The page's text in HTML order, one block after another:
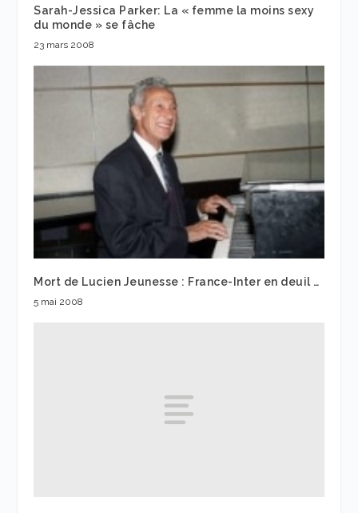
Sarah-Jessica Parker: La « femme la moins sexy
du monde » se fâche
23 mars 2008
Mort de Lucien Jeunesse : France-Inter en deuil …
5 mai 2008